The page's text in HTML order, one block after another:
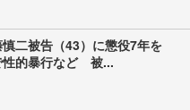
二被告（43）に懲役7年を
的暴行など 被...